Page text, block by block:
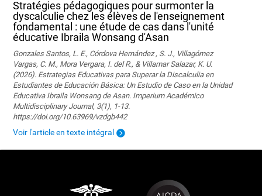
Stratégies pédagogiques pour surmonter la
dyscalculie chez les élèves de l'enseignement
fondamental : une étude de cas dans l'unité
éducative Ibraila Wonsang d'Asan
Gonzales Santos, L. E., Córdova Hernández , S. J., Villagómez
Vargas, C. M., Mora Vergara, I. del R., & Villamar Salazar, K. U.
(2026). Estrategias Educativas para Superar la Discalculia en
Estudiantes de Educación Básica: Un Estudio de Caso en la Unidad
Educativa Ibraila Wonsang de Asan. Imperium Académico
Multidisciplinary Journal, 3(1), 1-13.
https://doi.org/10.63969/vzdgb442
Voir l'article en texte intégral